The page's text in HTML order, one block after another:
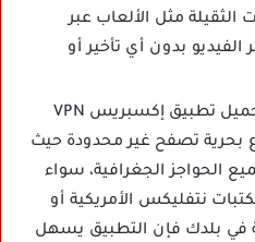
الثقيلة مثل الألعاب عبر
الفيديو بدون أي تأخير أو
تطبيق إكسبريس VPN
بحرية تصفح غير محدودة حيث
الحواجز الجغرافية، سواء
نتفليكس الأمريكية أو
في بلدك فإن التطبيق يسهل